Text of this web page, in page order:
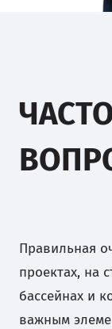
Правильная
проектах, на
бассейнах и
важным